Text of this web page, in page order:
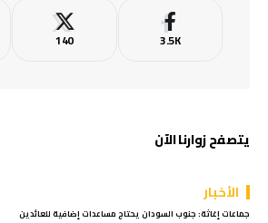
3.5K
140
يتصفح زوارنا الآن
الأخبار
جماعات إغاثة: جنوب السودان يحتاج مساعدات إضافية للعائدين